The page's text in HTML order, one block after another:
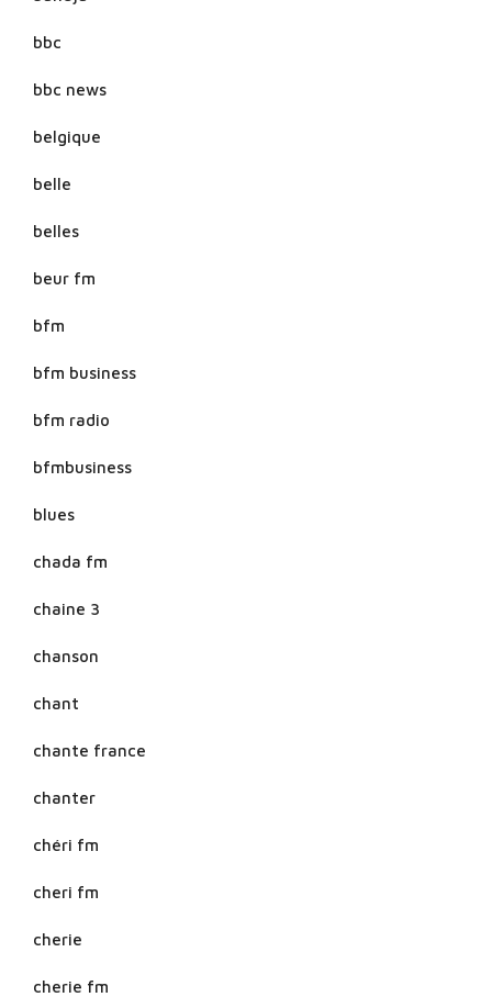
bbc
bbc news
belgique
belle
belles
beur fm
bfm
bfm business
bfm radio
bfmbusiness
blues
chada fm
chaine 3
chanson
chant
chante france
chanter
chéri fm
cheri fm
cherie
cherie fm